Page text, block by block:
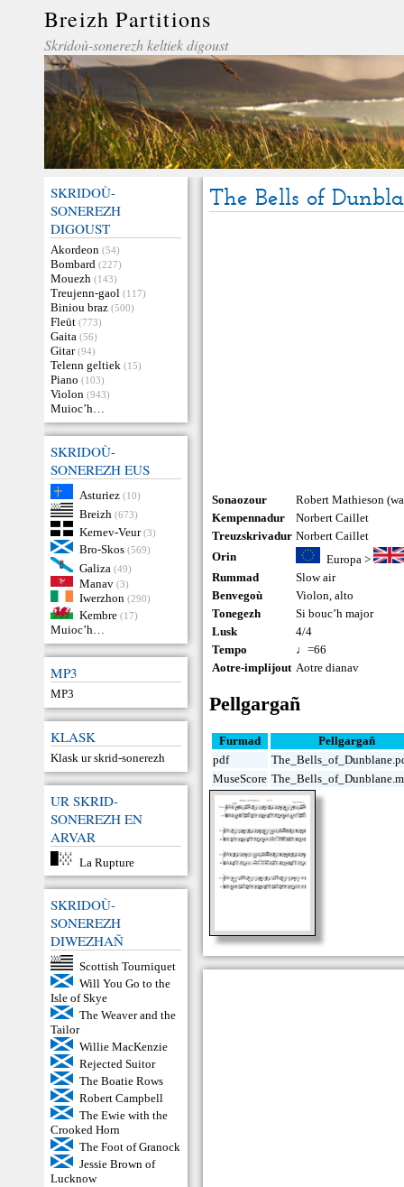
Breizh Partitions
Skridoù-sonerezh keltiek digoust
SKRIDOÙ-
SONEREZH
DIGOUST
Akordeon (54)
Bombard (227)
Mouezh (143)
Treujenn-gaol (117)
Biniou braz (500)
Fleüt (773)
Gaita (56)
Gitar (94)
Telenn geltiek (15)
Piano (103)
Violon (943)
Muioc’h…
SKRIDOÙ-
SONEREZH EUS
Asturiez (10)
Breizh (673)
Kernev-Veur (3)
Bro-Skos (569)
Galiza (49)
Manav (3)
Iwerzhon (290)
Kembre (17)
Muioc’h…
MP3
MP3
KLASK
Klask ur skrid-sonerezh
UR SKRID-
SONEREZH EN
ARVAR
La Rupture
SKRIDOÙ-
SONEREZH
DIWEZHAÑ
Scottish Tourniquet
Will You Go to the
Isle of Skye
The Weaver and the
Tailor
Willie MacKenzie
Rejected Suitor
The Boatie Rows
Robert Campbell
The Ewie with the
Crooked Horn
The Foot of Granock
Jessie Brown of
Lucknow
The Bells of
Sonaozour
Robert Mathieson
Kempennadur
Norbert Caillet
Treuzskrivadur Norbert Caillet
Orin
Europa>
Rummad
Slow air
Benvegoù
Violon,alto
Tonegezh
Si bouc’h major
Lusk
4/4
Tempo
♩=66
Aotre-implijout Aotre dianav
Pellgargañ
Furmad
Pellgargañ
pdf
MuseScore